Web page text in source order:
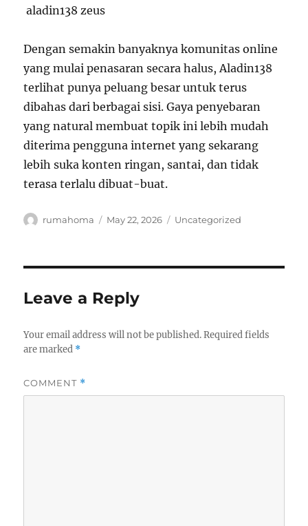
aladin138 zeus
Dengan semakin banyaknya komunitas online
yang mulai penasaran secara halus, Aladin138
terlihat punya peluang besar untuk terus
dibahas dari berbagai sisi. Gaya penyebaran
yang natural membuat topik ini lebih mudah
diterima pengguna internet yang sekarang
lebih suka konten ringan, santai, dan tidak
terasa terlalu dibuat-buat.
Author
rumahoma
Posted
May 22, 2026 Categories
Uncategorized
Leave a Reply
Your email address will not be published. Required fields
are marked *
COMMENT *